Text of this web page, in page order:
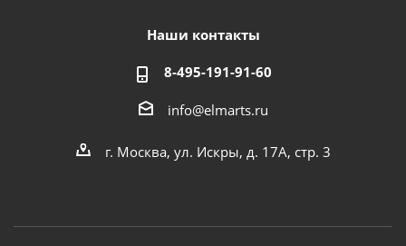
Наши контакты
8-495-191-91-60
info@elmarts.ru
г. Москва, ул. Искры, д. 17А, стр. 3